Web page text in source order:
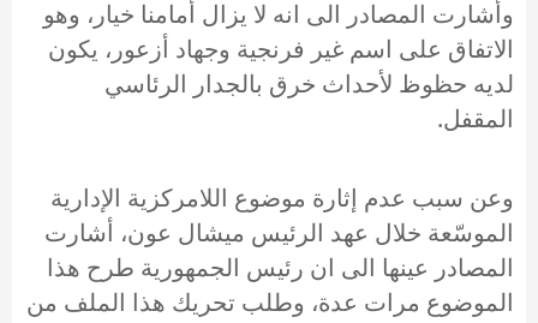
وأشارت المصادر الى انه لا يزال أمامنا خيار، وهو
الاتفاق على اسم غير فرنجية وجهاد أزعور، يكون
لديه حظوظ لأحداث خرق بالجدار الرئاسي
المقفل.
وعن سبب عدم إثارة موضوع اللامركزية الإدارية
الموسّعة خلال عهد الرئيس ميشال عون، أشارت
المصادر عينها الى ان رئيس الجمهورية طرح هذا
الموضوع مرات عدة، وطلب تحريك هذا الملف من